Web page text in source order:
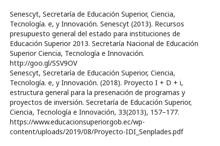
Senescyt, Secretaría de Educación Superior, Ciencia,
Tecnología. e, y Innovación. Senescyt (2013). Recursos
presupuesto general del estado para instituciones de
Educación Superior 2013. Secretaría Nacional de Educación
Superior Ciencia, Tecnología e Innovación.
http://goo.gl/SSV9OV
Senescyt, Secretaría de Educación Superior, Ciencia,
Tecnología. e, y Innovación. (2018). Proyecto I + D + i,
estructura general para la presenación de programas y
proyectos de inversión. Secretaría de Educación Superior,
Ciencia, Tecnología e Innovación, 33(2013), 157–177.
https://www.educacionsuperior.gob.ec/wp-
content/uploads/2019/08/Proyecto-IDI_Senplades.pdf